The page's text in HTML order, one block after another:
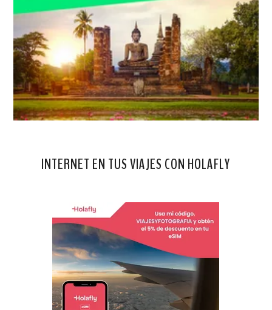
INTERNET EN TUS VIAJES CON HOLAFLY